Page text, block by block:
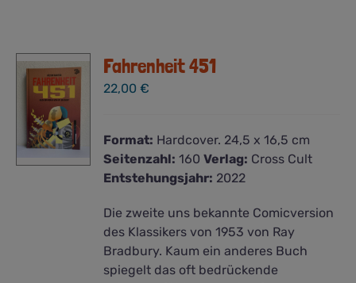
Fahrenheit 451
22,00€
Format: Hardcover. 24,5 x 16,5 cm
Seitenzahl: 160Verlag: Cross Cult
Entstehungsjahr: 2022
Die zweite uns bekannte Comicversion
des Klassikers von 1953 von Ray
Bradbury. Kaum ein anderes Buch
spiegelt das oft bedrückende